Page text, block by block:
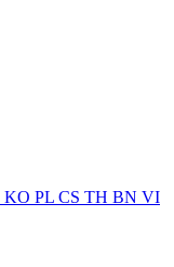
KO PL CS TH BN VI